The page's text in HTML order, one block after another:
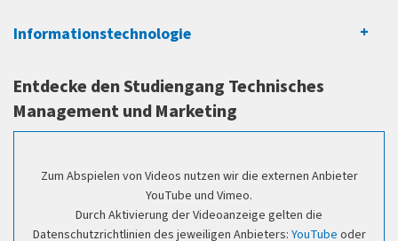
Porsche
EY
Eggheads
Uniper
Informationstechnologie
Entdecke den Studiengang Technisches
Management und Marketing
Zum Abspielen von Videos nutzen wir die externen Anbieter
YouTube und Vimeo.
Durch Aktivierung der Videoanzeige gelten die
Datenschutzrichtlinien des jeweiligen Anbieters: YouTube oder